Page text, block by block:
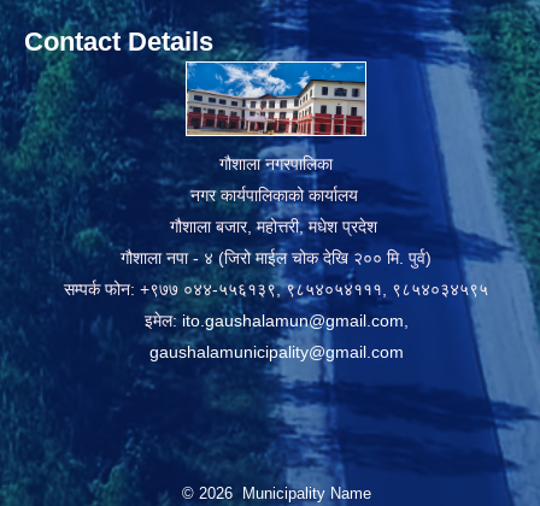
Contact Details
गौशाला नगरपालिका
नगर कार्यपालिकाको कार्यालय
गौशाला बजार, महोत्तरी, मधेश प्रदेश
गौशाला नपा - ४ (जिरो माईल चोक देखि २०० मि. पुर्व)
सम्पर्क फोन: +९७७ ०४४-५५६१३९, ९८५४०५४१११, ९८५४०३४५९५
इमेल: ito.gaushalamun@gmail.com
gaushalamunicipality@gmail.com
© 2026 Municipality Name